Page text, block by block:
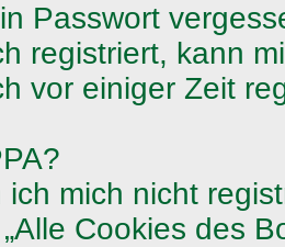
Passwort
registriert, kann
vor einiger Zeit
ich mich nicht
Cookies des